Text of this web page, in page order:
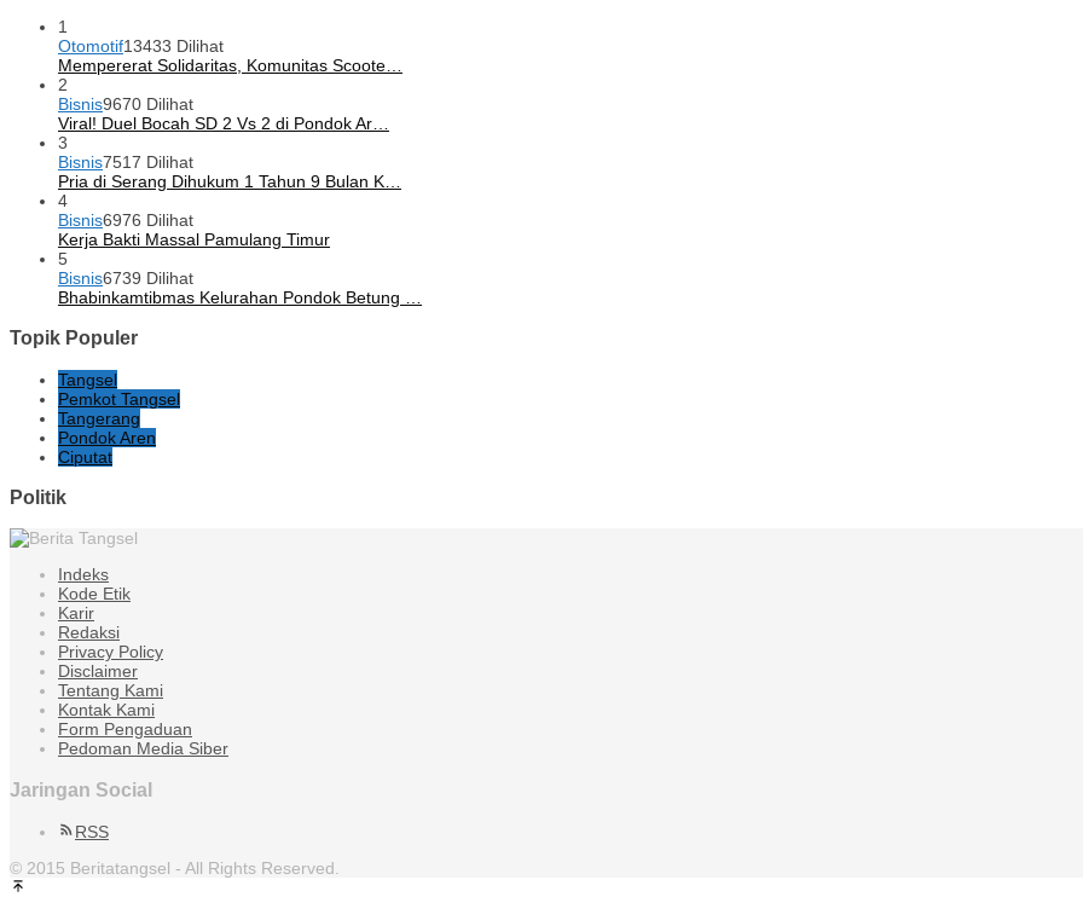
1
Otomotif13433 Dilihat
Mempererat Solidaritas, Komunitas Scoote…
2
Bisnis9670 Dilihat
Viral! Duel Bocah SD 2 Vs 2 di Pondok Ar…
3
Bisnis7517 Dilihat
Pria di Serang Dihukum 1 Tahun 9 Bulan K…
4
Bisnis6976 Dilihat
Kerja Bakti Massal Pamulang Timur
5
Bisnis6739 Dilihat
Bhabinkamtibmas Kelurahan Pondok Betung …
Topik Populer
Tangsel
Pemkot Tangsel
Tangerang
Pondok Aren
Ciputat
Politik
Indeks
Kode Etik
Karir
Redaksi
Privacy Policy
Disclaimer
Tentang Kami
Kontak Kami
Form Pengaduan
Pedoman Media Siber
Jaringan Social
RSS
© 2015 Beritatangsel - All Rights Reserved.